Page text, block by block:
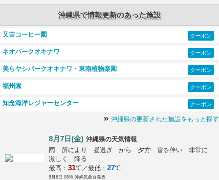
沖縄県で情報更新のあった施設
又吉コーヒー園 クーポン
ネオパークオキナワ クーポン
美らヤシパークオキナワ・東南植物楽園 クーポン
福州園 クーポン
知念海洋レジャーセンター クーポン
沖縄県の更新された施設をもっと探す
8月7日(金) 沖縄県の天気情報
雨 所により 昼過ぎ から 夕方 雷を伴い 非常に
激しく 降る
最高： 31℃／最低： 27℃
8月6日 05時 沖縄気象台発表